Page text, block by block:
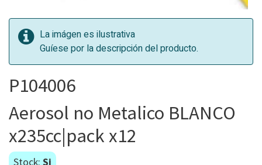
La imágen es ilustrativa
Guíese por la descripción del producto.
P104006
Aerosol no Metalico BLANCO
x235cc|pack x12
Stock: Si